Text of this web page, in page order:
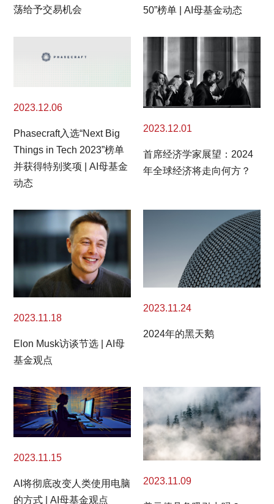
荡给予交易机会
50”榜单 | AI母基金动态
2023.12.06
Phasecraft入选“Next Big
Things in Tech 2023”榜单
并获得特别奖项 | AI母基金
动态
2023.12.01
首席经济学家展望：2024
年全球经济将走向何方？
2023.11.18
Elon Musk访谈节选 | AI母
基金观点
2023.11.24
2024年的黑天鹅
2023.11.15
AI将彻底改变人类使用电脑
的方式 | AI母基金观点
2023.11.09